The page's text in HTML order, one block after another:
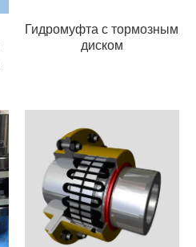
Гидромуфта с тормозным
диском